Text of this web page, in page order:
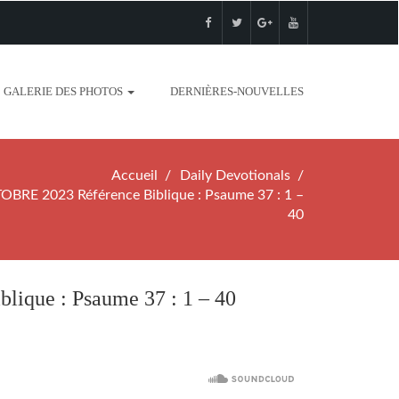
GALERIE DES PHOTOS DERNIÈRES-NOUVELLES
Accueil
Daily Devotionals
2023 Référence Biblique : Psaume 37 : 1 –
40
: Psaume 37 : 1 – 40